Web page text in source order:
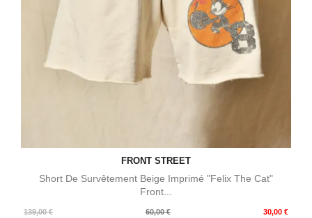
FRONT STREET
Short De Survêtement Beige Imprimé "Felix The Cat"
Front...
139,00 €
Prix
60,00 € 30,00 €
Prix